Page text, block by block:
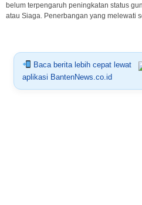
belum terpengaruh peningkatan status
atau Siaga. Penerbangan yang melewati
Baca berita lebih cepat lewat
aplikasi BantenNews.co.id